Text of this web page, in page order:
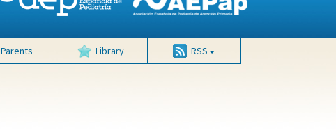
Parents Library RSS